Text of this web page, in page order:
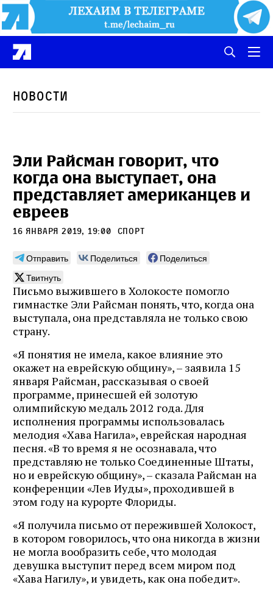
Новости
Эли Райсман говорит, что
когда она выступает, она
представляет американцев и
евреев
16 января 2019, 19:00 Спорт
Отправить Поделиться
Поделиться
Твитнуть
Письмо выжившего в Холокосте помогло
гимнастке Эли Райсман понять, что, когда она
выступала, она представляла не только свою
страну.
«Я понятия не имела, какое влияние это
окажет на еврейскую общину», – заявила 15
января Райсман, рассказывая о своей
программе, принесшей ей золотую
олимпийскую медаль 2012 года. Для
исполнения программы использовалась
мелодия «Хава Нагила», еврейская народная
песня. «В то время я не осознавала, что
представляю не только Соединенные Штаты,
но и еврейскую общину», – сказала Райсман на
конференции «Лев Иуды», проходившей в
этом году на курорте Флориды.
«Я получила письмо от пережившей Холокост,
в котором говорилось, что она никогда в жизни
не могла вообразить себе, что молодая
девушка выступит перед всем миром под
«Хава Нагилу», и увидеть, как она победит».